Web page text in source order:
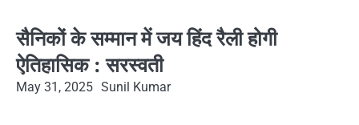
सैनिकों के सम्मान में जय हिंद रैली होगी
ऐतिहासिक : सरस्वती
May 31, 2025 Sunil Kumar